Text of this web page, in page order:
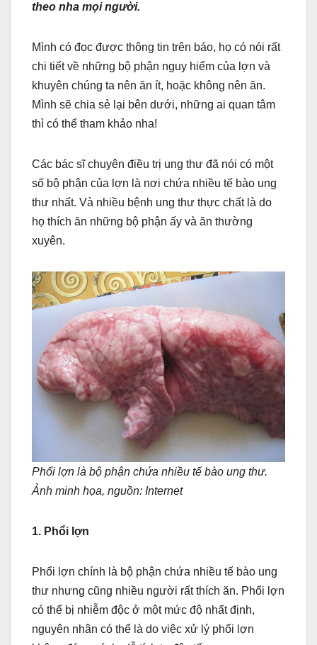
theo nha mọi người.
Mình có đọc được thông tin trên báo, họ có nói rất
chi tiết về những bộ phận nguy hiểm của lợn và
khuyên chúng ta nên ăn ít, hoặc không nên ăn.
Mình sẽ chia sẻ lại bên dưới, những ai quan tâm
thì có thể tham khảo nha!
Các bác sĩ chuyên điều trị ung thư đã nói có một
số bộ phận của lợn là nơi chứa nhiều tế bào ung
thư nhất. Và nhiều bệnh ung thư thực chất là do
họ thích ăn những bộ phận ấy và ăn thường
xuyên.
Phổi lợn là bộ phận chứa nhiều tế bào ung thư.
Ảnh minh họa, nguồn: Internet
1. Phổi lợn
Phổi lợn chính là bộ phận chứa nhiều tế bào ung
thư nhưng cũng nhiều người rất thích ăn. Phổi lợn
có thể bị nhiễm độc ở một mức độ nhất định,
nguyên nhân có thể là do việc xử lý phổi lợn